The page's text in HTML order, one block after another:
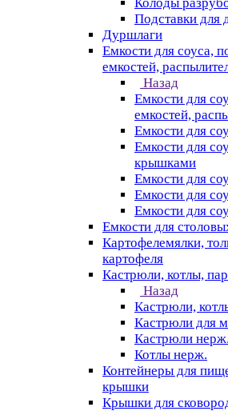
Подставки для
Дуршлаги
Емкости для соуса,
емкостей,
Назад
Емкости для
емкостей,
Емкости для
Емкости для
крышками
Емкости для
Емкости для
Емкости для
Емкости для
Картофелемялки,
картофеля
Кастрюли, котлы,
Назад
Кастрюли,
Кастрюли для
Кастрюли нерж.
Котлы нерж.
Контейнеры для
крышки
Крышки для